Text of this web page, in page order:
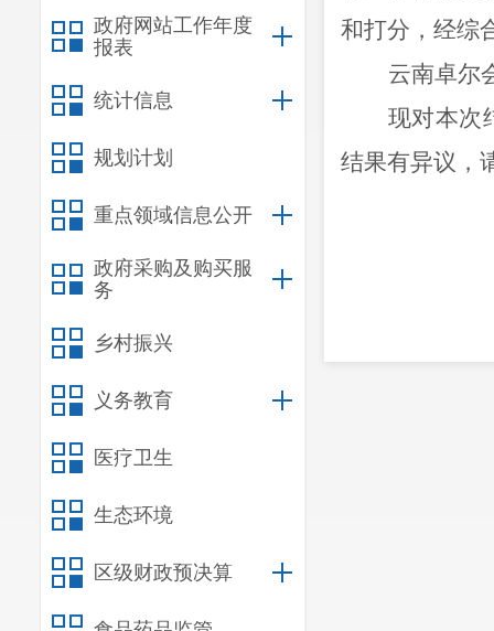
政府网站工作年度
报表
统计信息
规划计划
重点领域信息公开
政府采购及购买服
务
乡村振兴
义务教育
医疗卫生
生态环境
区级财政预决算
和打分，经综
云南卓尔
现对本次
结果有异议，